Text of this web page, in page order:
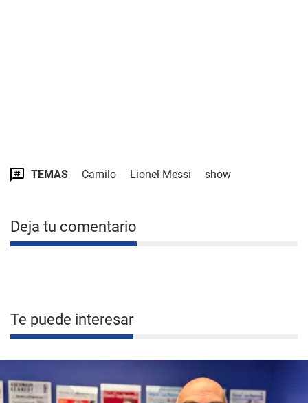
TEMAS Camilo Lionel Messi show
Deja tu comentario
Te puede interesar